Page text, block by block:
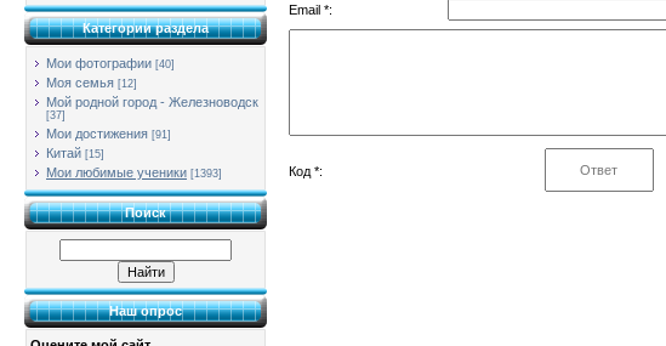
Категории раздела
Мои фотографии [40]
Моя семья [12]
Мой родной город - Железноводск
[37]
Мои достижения [91]
Китай [15]
Мои любимые ученики [1393]
Поиск
Наш опрос
Email *:
Код *: